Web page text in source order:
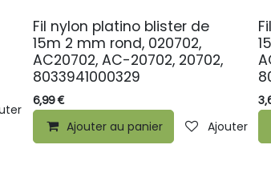
à la liste de souhaits
Fil nylon platino blister de
15m 2 mm rond, 020702,
AC20702, AC-20702, 20702,
8033941000329
6,99€
Ajouter au panier Ajouter à